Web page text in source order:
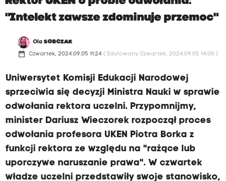
"Intelekt zawsze zdominuje przemoc"
OlaSOBCZAK
date_range Czwartek, 2024.09.05 11:24 ( Edytowany Czwartek, 2024.09.05 14:00 )
Uniwersytet Komisji Edukacji Narodowej
sprzeciwia się decyzji Ministra Nauki w sprawie
odwołania rektora uczelni. Przypomnijmy,
minister Dariusz Wieczorek rozpoczął proces
odwołania profesora UKEN Piotra Borka z
funkcji rektora ze względu na "rażące lub
uporczywe naruszanie prawa". W czwartek
władze uczelni przedstawiły swoje stanowisko,